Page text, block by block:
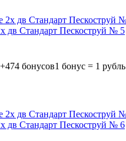
дв Стандарт Пескоструй № 5
+474 бонусов1 бонус = 1 рубль
дв Стандарт Пескоструй № 6